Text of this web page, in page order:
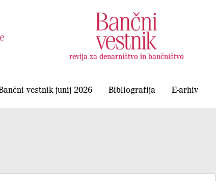
revija za denarništvo in bančništvo
vestnik junij 2026 Bibliografija E-arhiv